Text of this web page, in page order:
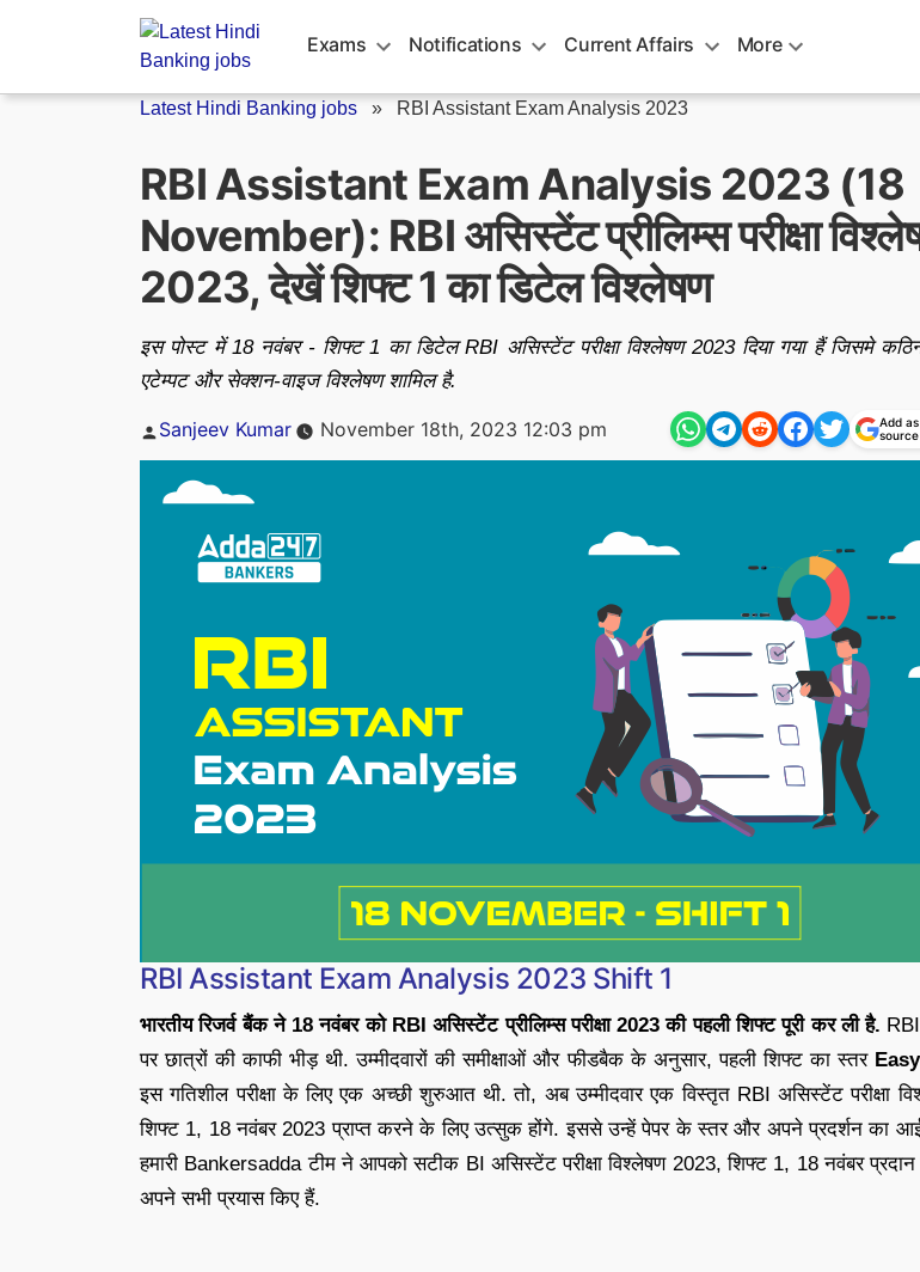
Exams Notifications Current Affairs More
Latest Hindi Banking jobs » RBI Assistant Exam Analysis 2023
RBI Assistant Exam Analysis 2023 (18
November): RBI असिस्टेंट प्रीलिम्स परीक्षा
2023, देखें शिफ्ट 1 का डिटेल विश्लेषण
इस पोस्ट में 18 नवंबर - शिफ्ट 1 का डिटेल RBI असिस्टेंट परीक्षा विश्लेषण 2023 दिया गया हैं जिसमे
एटेम्पट और सेक्शन-वाइज विश्लेषण शामिल है.
Posted
Sanjeev Kumar November 18th, 2023 12:03 pm
Add
RBI Assistant Exam Analysis 2023 Shift 1
भारतीय रिजर्व बैंक ने 18 नवंबर को RBI असिस्टेंट प्रीलिम्स परीक्षा 2023 की पहली शिफ्ट पूरी कर ली है. RBI
पर छात्रों की काफी भीड़ थी. उम्मीदवारों की समीक्षाओं और फीडबैक के अनुसार, पहली शिफ्ट का स्तर Easy
इस गतिशील परीक्षा के लिए एक अच्छी शुरुआत थी. तो, अब उम्मीदवार एक विस्तृत RBI असिस्टेंट परीक्षा
शिफ्ट 1, 18 नवंबर 2023 प्राप्त करने के लिए उत्सुक होंगे. इससे उन्हें पेपर के स्तर और अपने प्रदर्शन का
हमारी Bankersadda टीम ने आपको सटीक BI असिस्टेंट परीक्षा विश्लेषण 2023, शिफ्ट 1, 18 नवंबर
अपने सभी प्रयास किए हैं.